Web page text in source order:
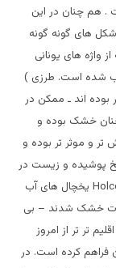
هم چنان در این
های گونه گونه
واژه های یونانی
شده است. طرزی )
بوده اند ـ ممکن در
خشک بوده و
تر و موثر تر بوده و
پوشیده و زیست در
یخچال های آب
خشک شدند – بی
تر تر از امروز
فراهم کرده است. در